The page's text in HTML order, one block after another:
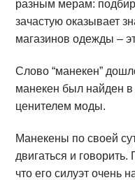
разным мерам:
зачастую оказывает
магазинов одежды –
Слово “манекен”
манекен был найден
ценителем моды.
Манекены по своей
двигаться и
что его силуэт очень